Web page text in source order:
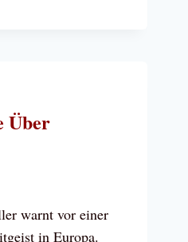
Über
warnt vor einer
in Europa.